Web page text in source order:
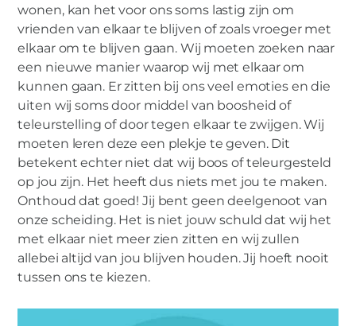
wonen, kan het voor ons soms lastig zijn om
vrienden van elkaar te blijven of zoals vroeger met
elkaar om te blijven gaan. Wij moeten zoeken naar
een nieuwe manier waarop wij met elkaar om
kunnen gaan. Er zitten bij ons veel emoties en die
uiten wij soms door middel van boosheid of
teleurstelling of door tegen elkaar te zwijgen. Wij
moeten leren deze een plekje te geven. Dit
betekent echter niet dat wij boos of teleurgesteld
op jou zijn. Het heeft dus niets met jou te maken.
Onthoud dat goed! Jij bent geen deelgenoot van
onze scheiding. Het is niet jouw schuld dat wij het
met elkaar niet meer zien zitten en wij zullen
allebei altijd van jou blijven houden. Jij hoeft nooit
tussen ons te kiezen.